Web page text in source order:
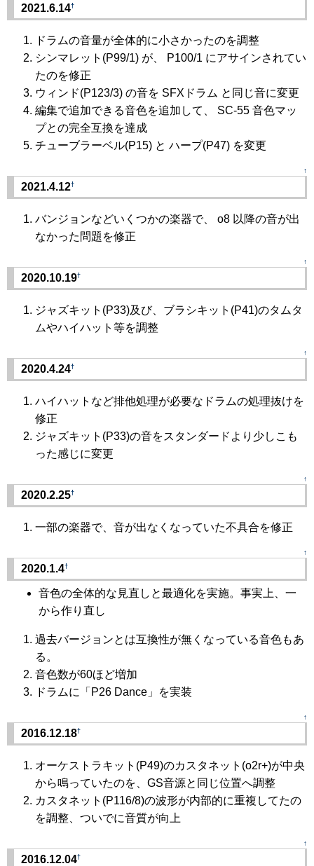
2021.6.14†
ドラムの音量が全体的に小さかったのを調整
シンマレット(P99/1) が、 P100/1 にアサインされてい
たのを修正
ウィンド(P123/3) の音を SFXドラム と同じ音に変更
編集で追加できる音色を追加して、 SC-55 音色マッ
プとの完全互換を達成
チューブラーベル(P15) と ハープ(P47) を変更
↑
2021.4.12†
バンジョンなどいくつかの楽器で、 o8 以降の音が出
なかった問題を修正
↑
2020.10.19†
ジャズキット(P33)及び、ブラシキット(P41)のタムタ
ムやハイハット等を調整
↑
2020.4.24†
ハイハットなど排他処理が必要なドラムの処理抜けを
修正
ジャズキット(P33)の音をスタンダードより少しこも
った感じに変更
↑
2020.2.25†
一部の楽器で、音が出なくなっていた不具合を修正
↑
2020.1.4†
音色の全体的な見直しと最適化を実施。事実上、一
から作り直し
過去バージョンとは互換性が無くなっている音色もあ
る。
音色数が60ほど増加
ドラムに「P26 Dance」を実装
↑
2016.12.18†
オーケストラキット(P49)のカスタネット(o2r+)が中央
から鳴っていたのを、GS音源と同じ位置へ調整
カスタネット(P116/8)の波形が内部的に重複してたの
を調整、ついでに音質が向上
↑
2016.12.04†